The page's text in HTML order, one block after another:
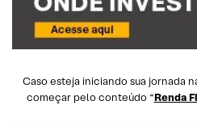
Caso esteja iniciando sua jornada
começar pelo conteúdo “Renda